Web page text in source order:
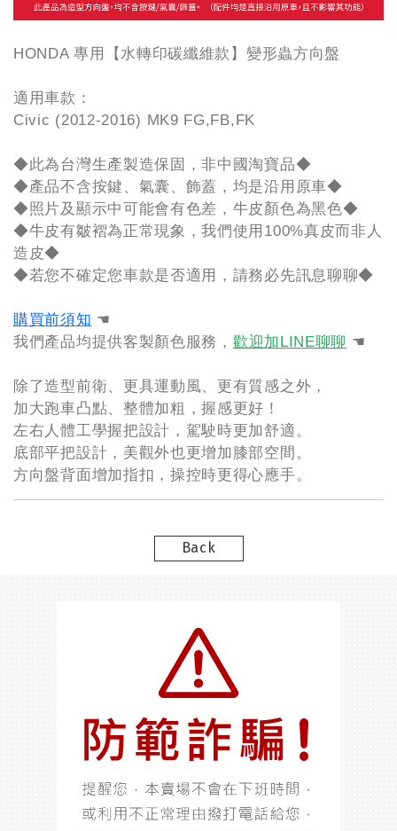
HONDA 專用【水轉印碳纖維款】變形蟲方向盤
適用車款：
Civic (2012-2016) MK9 FG,FB,FK
◆此為台灣生產製造保固，非中國淘寶品◆
◆產品不含按鍵、氣囊、飾蓋，均是沿用原車◆
◆照片及顯示中可能會有色差，牛皮顏色為黑色◆
◆牛皮有皺褶為正常現象，我們使用100%真皮而非人
造皮◆
◆若您不確定您車款是否適用，請務必先訊息聊聊◆
購買前須知 ☚
我們產品均提供客製顏色服務， 歡迎加LINE聊聊 ☚
除了造型前衛、更具運動風、更有質感之外，
加大跑車凸點、整體加粗，握感更好！
左右人體工學握把設計，駕駛時更加舒適。
底部平把設計，美觀外也更增加膝部空間。
方向盤背面增加指扣，操控時更得心應手。
Back